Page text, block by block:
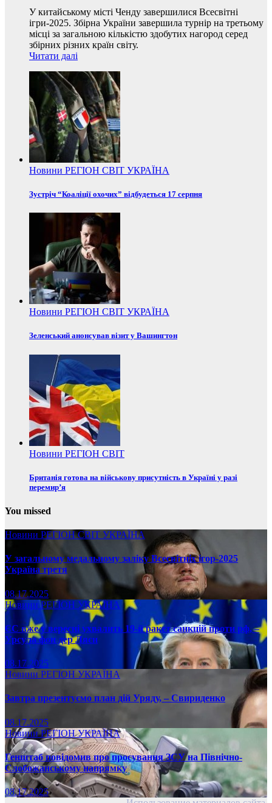
У китайському місті Ченду завершилися Всесвітні
ігри-2025. Збірна України завершила турнір на третьому
місці за загальною кількістю здобутих нагород серед
збірних різних країн світу.
Читати далі
Новини РЕГІОН СВІТ УКРАЇНА
Зустріч “Коаліції охочих” відбудеться 17 серпня
Новини РЕГІОН СВІТ УКРАЇНА
Зеленський анонсував візит у Вашингтон
Новини РЕГІОН СВІТ
Британія готова на військову присутність в Україні у разі
перемир’я
You missed
Новини РЕГІОНСВІТ УКРАЇНА
У загальному медальному заліку Всесвітніх ігор-2025
Україна третя
08.17.2025
НовиниРЕГІОН УКРАЇНА
ЄС вже у вересні ухвалить 19-й ракет санкцій проти рф, –
Урсула фон дер Ляєн
08.17.2025
Новини РЕГІОН УКРАЇНА
Завтра презентуємо план дій Уряду, – Свириденко
08.17.2025
НовиниРЕГІОНУКРАЇНА
Генштаб повідомив про просування ЗСУ на Північно-
Слобожанському напрямку
08.17.2025